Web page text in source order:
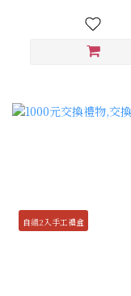
自組2入手工禮盒